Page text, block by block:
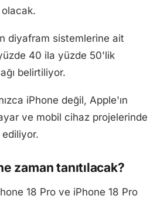
diyafram sistemlerine ait
40 ila yüzde 50'lik
belirtiliyor.
iPhone değil, Apple'ın
ve mobil cihaz projelerinde
ediliyor.
zaman tanıtılacak?
18 Pro ve iPhone 18 Pro